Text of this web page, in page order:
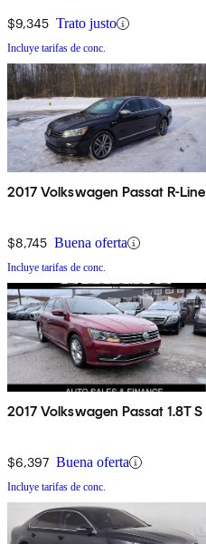
$9,345 Trato justo
Incluye tarifas de conc.
2017 Volkswagen Passat R-Line
$8,745 Buena oferta
Incluye tarifas de conc.
2017 Volkswagen Passat 1.8T S
$6,397 Buena oferta
Incluye tarifas de conc.